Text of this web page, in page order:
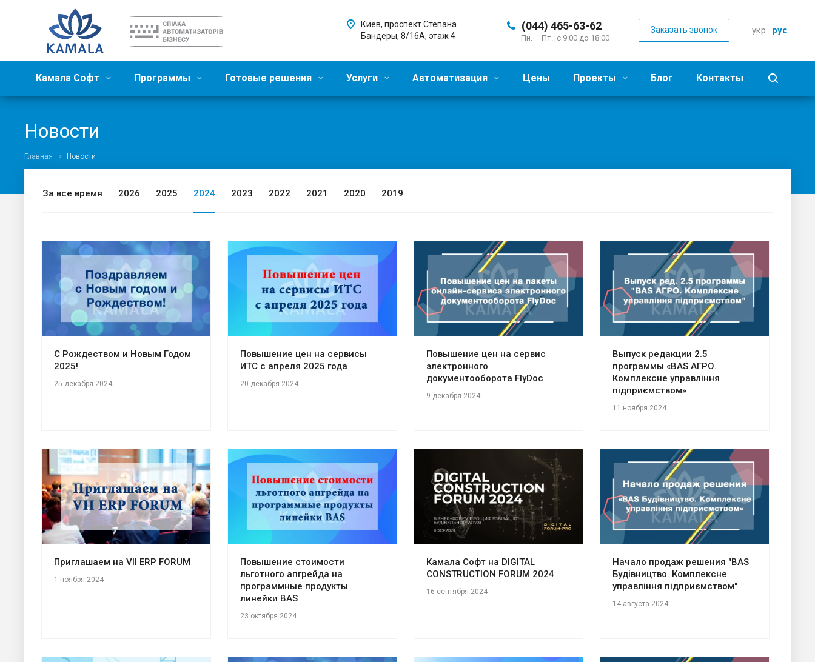
(044) 465-63-62
Пн. – Пт.: с 9:00 до 18:00
Заказать звонок укр рус
Киев, проспект Степана
Бандеры, 8/16А, этаж 4
Камала Софт Программы Готовые решения Услуги Автоматизация Цены Проекты Блог Контакты
Новости
Главная Новости
За все время 2026 2025 2024 2023 2022 2021 2020 2019
С Рождеством и Новым Годом
2025!
25 декабря 2024
Повышение цен на сервисы
ИТС с апреля 2025 года
20 декабря 2024
Повышение цен на сервис
электронного
документооборота FlyDoc
9 декабря 2024
Выпуск редакции 2.5
программы «BAS АГРО.
Комплексне управління
підприємством»
11 ноября 2024
Приглашаем на VII ERP FORUM
1 ноября 2024
Повышение стоимости
льготного апгрейда на
программные продукты
линейки BAS
23 октября 2024
Камала Софт на DIGITAL
CONSTRUCTION FORUM 2024
16 сентября 2024
Начало продаж решения "BAS
Будівництво. Комплексне
управління підприємством"
14 августа 2024